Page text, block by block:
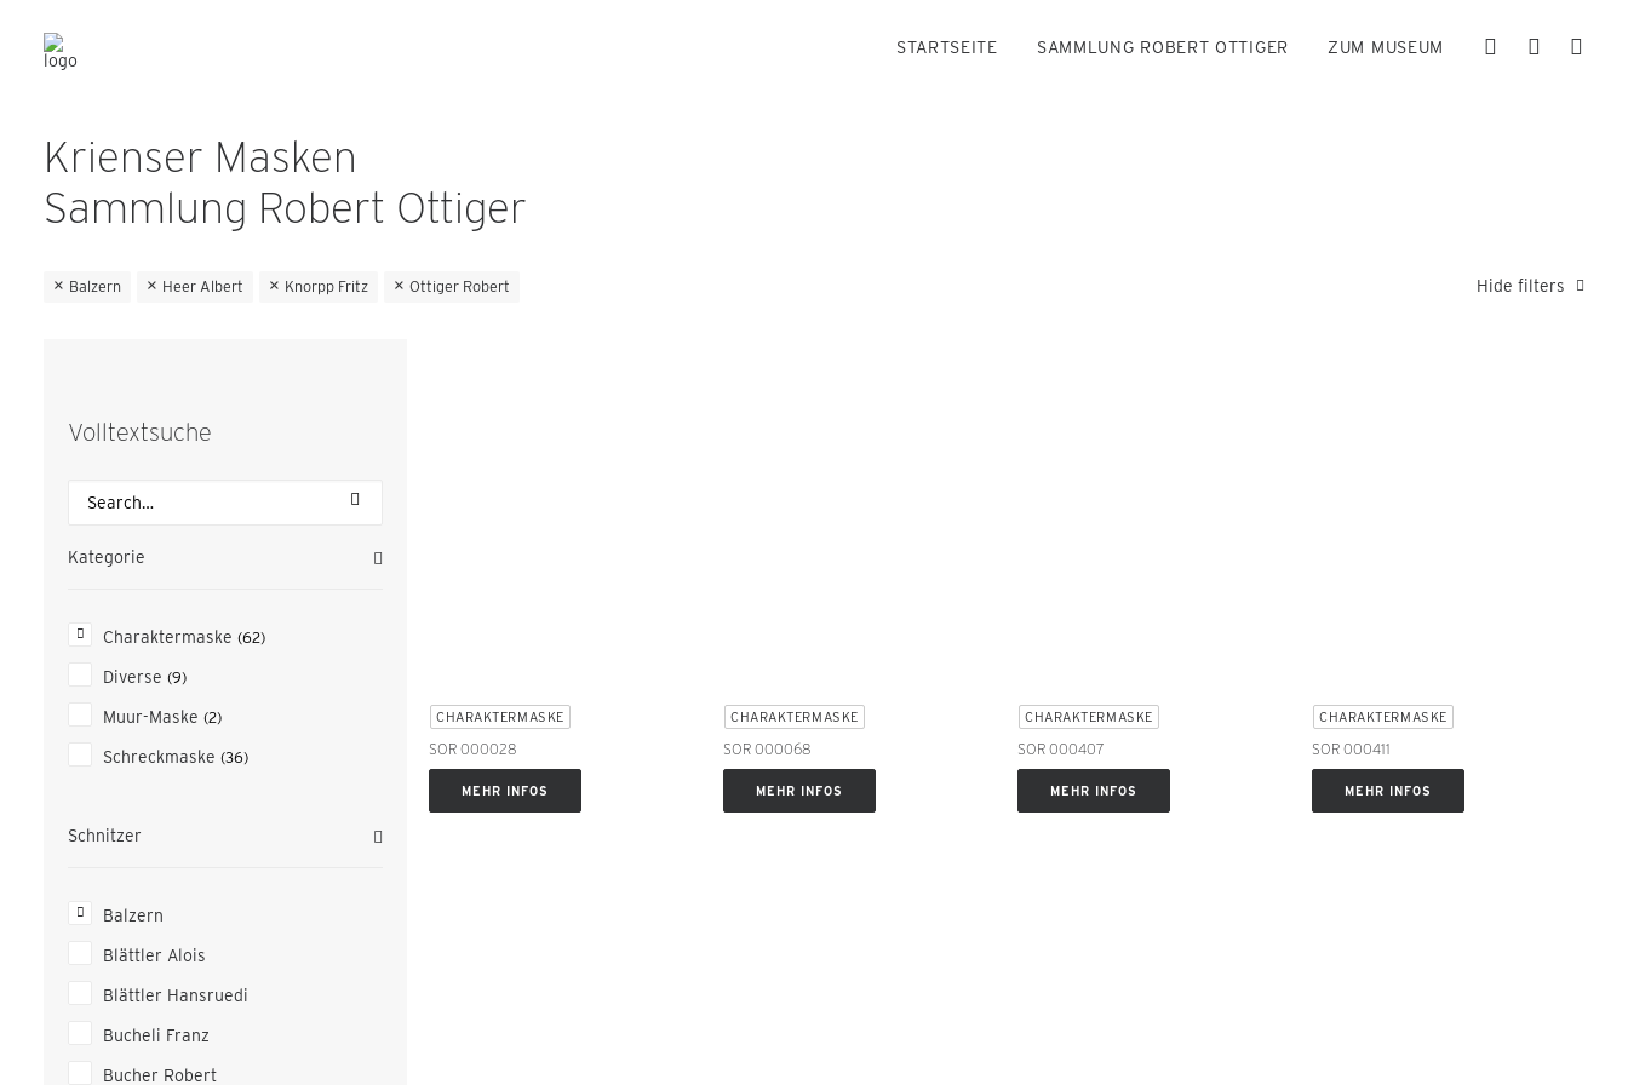
STARTSEITE SAMMLUNG ROBERT OTTIGER ZUM MUSEUM
Krienser Masken
Sammlung Robert Ottiger
Hide filters
Balzern Heer Albert Knorpp Fritz Ottiger Robert
Volltextsuche
Kategorie
Charaktermaske (62)
Diverse (9)
Muur-Maske (2)
Schreckmaske (36)
Schnitzer
Balzern
Blättler Alois
Blättler Hansruedi
Bucheli Franz
Bucher Robert
CHARAKTERMASKE
SOR 000028
MEHR INFOS
CHARAKTERMASKE
SOR 000068
MEHR INFOS
CHARAKTERMASKE
SOR 000407
MEHR INFOS
CHARAKTERMASKE
SOR 000411
MEHR INFOS